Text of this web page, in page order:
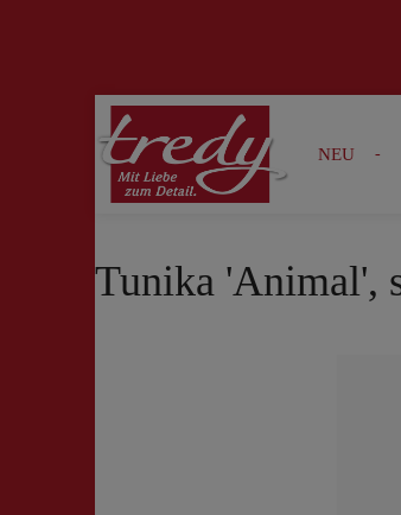
Zur Suche springen Zur Hauptnavigation springen
NEU
Tunika 'Animal',